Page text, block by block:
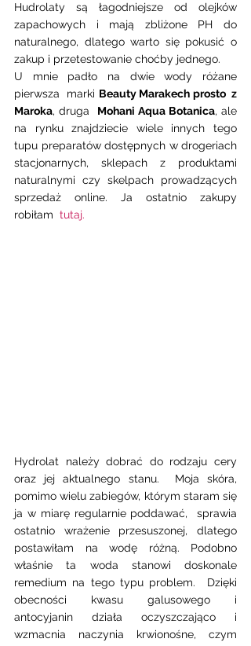
Hudrolaty są łagodniejsze od olejków
zapachowych i mają zbliżone PH do
naturalnego, dlatego warto się pokusić o
zakup i przetestowanie choćby jednego.
U mnie padło na dwie wody różane
pierwsza  marki Beauty Marakech prosto  z
Maroka, druga Mohani Aqua Botanica, ale
na rynku znajdziecie wiele innych tego
tupu preparatów dostępnych w drogeriach
stacjonarnych, sklepach z produktami
naturalnymi czy skelpach prowadzących
sprzedaż online. Ja ostatnio zakupy
robiłam tutaj.
Hydrolat należy dobrać do rodzaju cery
oraz jej aktualnego stanu.  Moja skóra,
pomimo wielu zabiegów, którym staram się
ja w miarę regularnie poddawać,  sprawia
ostatnio wrażenie przesuszonej, dlatego
postawiłam na wodę różną. Podobno
właśnie ta woda stanowi doskonale
remedium na tego typu problem.  Dzięki
obecności kwasu galusowego i
antocyjanin działa oczyszczająco i
wzmacnia naczynia krwionośne, czym